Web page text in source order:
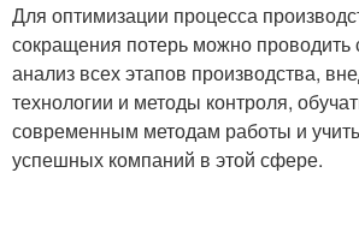
Для оптимизации процесса
сокращения потерь можно проводить
анализ всех этапов производства,
технологии и методы контроля,
современным методам работы и
успешных компаний в этой сфере.